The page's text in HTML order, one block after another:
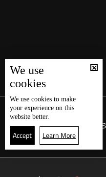
We use
cookies
We use cookies to make
your experience on this
website better.
Accept Learn More
الجدول البث المباشر